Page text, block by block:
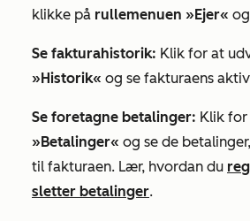
klikke på rullemenuen »Ejer«
Se fakturahistorik: Klik for at
»Historik« og se fakturaens
Se foretagne betalinger: Klik
»Betalinger« og se de
til fakturaen. Lær, hvordan du
sletter betalinger.